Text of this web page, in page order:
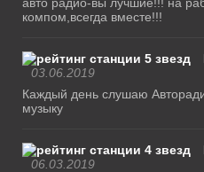
компом,всегда вместе!!!
03.06.2019
Каждый день слушаю
музыку
06.03.2019